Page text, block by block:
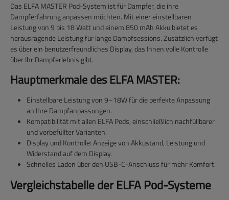
Das ELFA MASTER Pod-System ist für Dampfer, die ihre
Dampferfahrung anpassen möchten. Mit einer einstellbaren
Leistung von 9 bis 18 Watt und einem 850 mAh Akku bietet es
herausragende Leistung für lange Dampfsessions. Zusätzlich verfügt
es über ein benutzerfreundliches Display, das Ihnen volle Kontrolle
über Ihr Dampferlebnis gibt.
Hauptmerkmale des ELFA MASTER:
Einstellbare Leistungvon 9–18W für die perfekte Anpassung
an Ihre Dampfanpassungen.
Kompatibilität mit allen ELFA Pods, einschließlich nachfüllbarer
und vorbefüllter Varianten.
Display und Kontrolle: Anzeige von Akkustand, Leistung und
Widerstand auf dem Display.
Schnelles Laden über den USB-C-Anschluss für mehr Komfort.
Vergleichstabelle der ELFA Pod-Systeme